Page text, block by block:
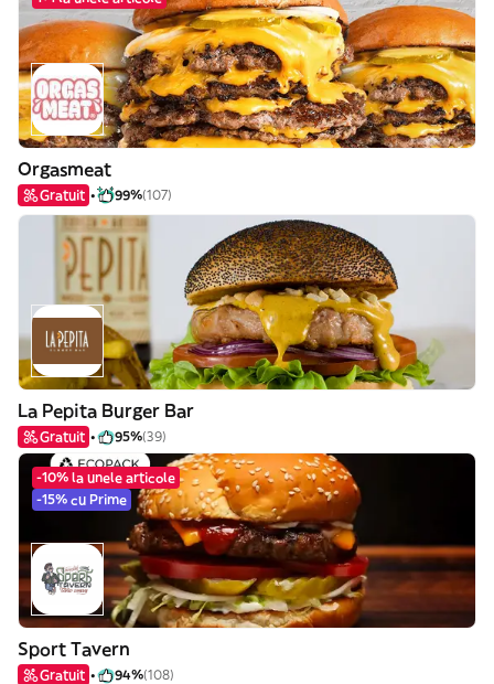
Orgasmeat
Gratuit 99%(107)
La Pepita Burger Bar
Gratuit 95%(39)
-10% la unele articole
-15% cu Prime
Sport Tavern
Gratuit 94%(108)